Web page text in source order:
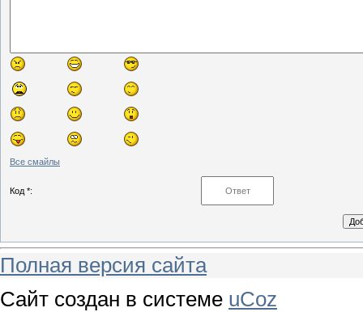
Все смайлы
Код *:
Полная версия сайта
Сайт создан в системе uCoz